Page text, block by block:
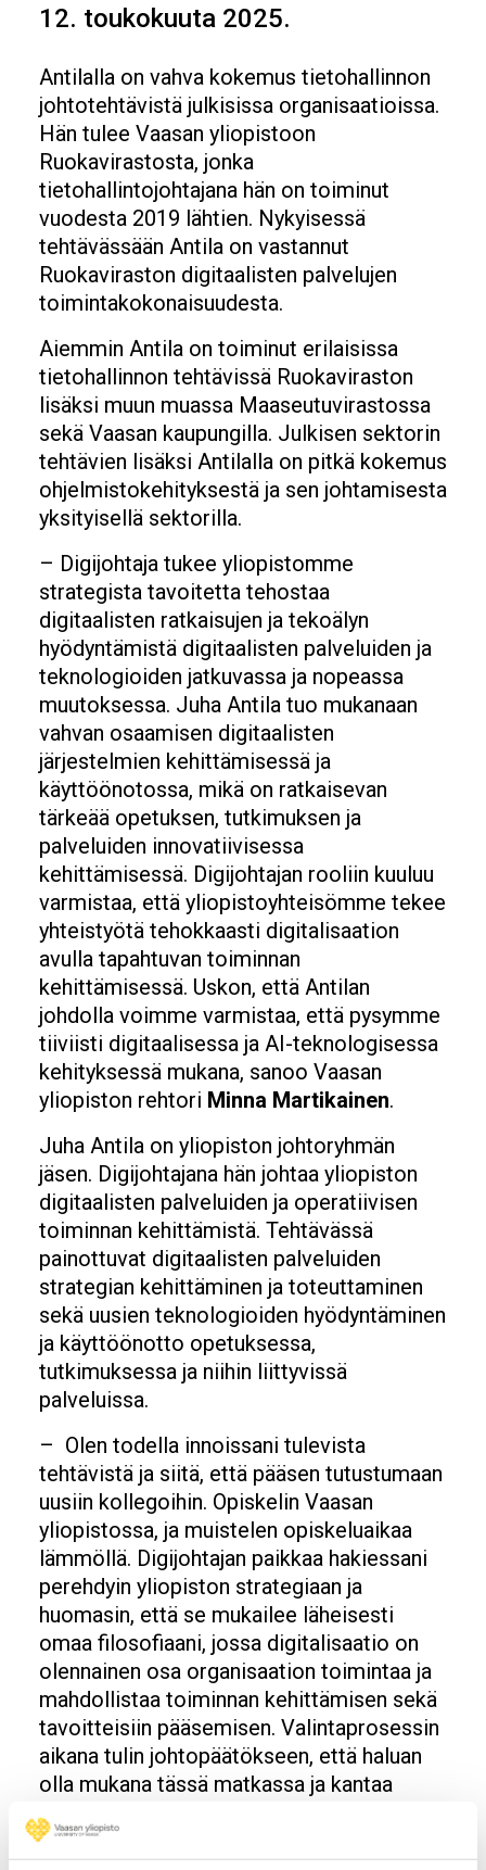
12. toukokuuta 2025.
Antilalla on vahva kokemus tietohallinnon
johtotehtävistä julkisissa organisaatioissa.
Hän tulee Vaasan yliopistoon
Ruokavirastosta, jonka
tietohallintojohtajana hän on toiminut
vuodesta 2019 lähtien. Nykyisessä
tehtävässään Antila on vastannut
Ruokaviraston digitaalisten palvelujen
toimintakokonaisuudesta.
Aiemmin Antila on toiminut erilaisissa
tietohallinnon tehtävissä Ruokaviraston
lisäksi muun muassa Maaseutuvirastossa
sekä Vaasan kaupungilla. Julkisen sektorin
tehtävien lisäksi Antilalla on pitkä kokemus
ohjelmistokehityksestä ja sen johtamisesta
yksityisellä sektorilla.
– Digijohtaja tukee yliopistomme
strategista tavoitetta tehostaa
digitaalisten ratkaisujen ja tekoälyn
hyödyntämistä digitaalisten palveluiden ja
teknologioiden jatkuvassa ja nopeassa
muutoksessa. Juha Antila tuo mukanaan
vahvan osaamisen digitaalisten
järjestelmien kehittämisessä ja
käyttöönotossa, mikä on ratkaisevan
tärkeää opetuksen, tutkimuksen ja
palveluiden innovatiivisessa
kehittämisessä. Digijohtajan rooliin kuuluu
varmistaa, että yliopistoyhteisömme tekee
yhteistyötä tehokkaasti digitalisaation
avulla tapahtuvan toiminnan
kehittämisessä. Uskon, että Antilan
johdolla voimme varmistaa, että pysymme
tiiviisti digitaalisessa ja AI-teknologisessa
kehityksessä mukana, sanoo Vaasan
yliopiston rehtori Minna Martikainen.
Juha Antila on yliopiston johtoryhmän
jäsen. Digijohtajana hän johtaa yliopiston
digitaalisten palveluiden ja operatiivisen
toiminnan kehittämistä. Tehtävässä
painottuvat digitaalisten palveluiden
strategian kehittäminen ja toteuttaminen
sekä uusien teknologioiden hyödyntäminen
ja käyttöönotto opetuksessa,
tutkimuksessa ja niihin liittyvissä
palveluissa.
– Olen todella innoissani tulevista
tehtävistä ja siitä, että pääsen tutustumaan
uusiin kollegoihin. Opiskelin Vaasan
yliopistossa, ja muistelen opiskeluaikaa
lämmöllä. Digijohtajan paikkaa hakiessani
perehdyin yliopiston strategiaan ja
huomasin, että se mukailee läheisesti
omaa filosofiaani, jossa digitalisaatio on
olennainen osa organisaation toimintaa ja
mahdollistaa toiminnan kehittämisen sekä
tavoitteisiin pääsemisen. Valintaprosessin
aikana tulin johtopäätökseen, että haluan
olla mukana tässä matkassa ja kantaa
korteni kekoon. Olen erittäin otettu, että
minut valittiin tähän tehtävään, Antila